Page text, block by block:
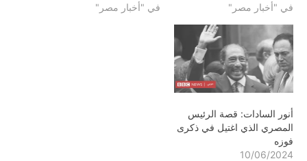
في "أخبار مصر" في "أخبار مصر"
أنور السادات: قصة الرئيس
المصري الذي اغتيل في ذكرى
فوزه
10/06/2024